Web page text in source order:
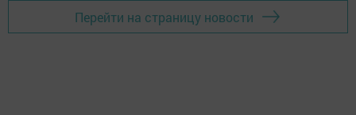
Перейти на страницу новости